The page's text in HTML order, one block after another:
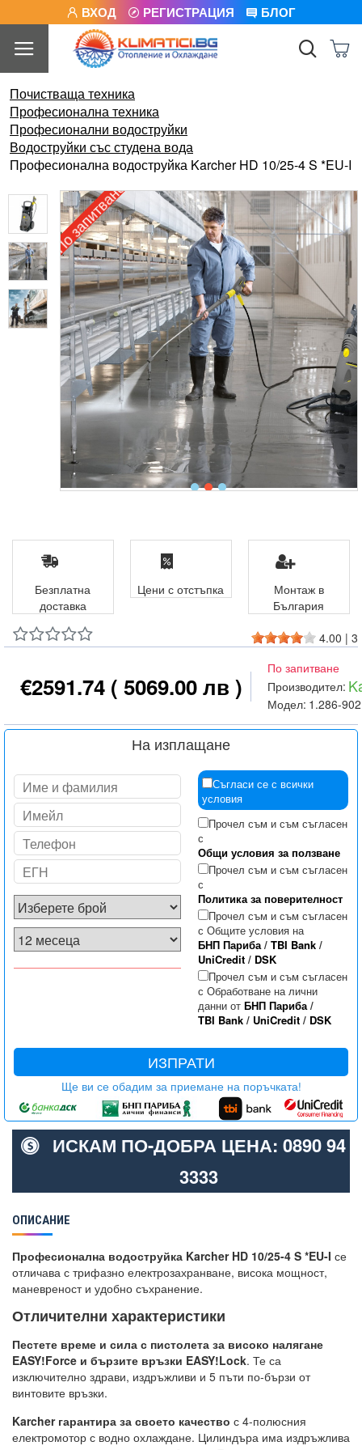
ВХОД РЕГИСТРАЦИЯ БЛОГ
Почистваща техника
Професионална техника
Професионални водоструйки
Водоструйки със студена вода
Професионална водоструйка Karcher HD 10/25-4 S *EU-I
По запитване
4.00 | 3
€2591.74 ( 5069.00 лв )
По запитване
Производител:
Модел: 1.286-
На изплащане
Съгласи се с всички
условия
Прочел съм и съм съгласен
с
Общи условия за ползване
Прочел съм и съм съгласен
с
Политика за поверителност
Прочел съм и съм съгласен
с Общите условия на
БНП Париба/ TBI Bank/
UniCredit/ DSK
Прочел съм и съм съгласен
с Обработване на лични
данни от БНП Париба/
TBI Bank/ UniCredit/ DSK
ИЗПРАТИ
Ще ви се обадим за приемане на поръчката!
Безплатна
доставка
Цени с отстъпка
Монтаж в
България
ИСКАМ ПО-ДОБРА ЦЕНА: 0890 94
3333
ОПИСАНИЕ
Професионална водоструйка Karcher HD 10/25-4 S *EU-I се
отличава с трифазно електрозахранване, висока мощност,
маневреност и удобно съхранение.
Отличителни характеристики
Пестете време и сила с пистолета за високо налягане
EASY!Force и бързите връзки EASY!Lock. Те са
изключително здрави, издръжливи и 5 пъти по-бързи от
винтовите връзки.
Karcher гарантира за своето качество с 4-полюсния
електромотор с водно охлаждане. Цилиндъра има издръжлива